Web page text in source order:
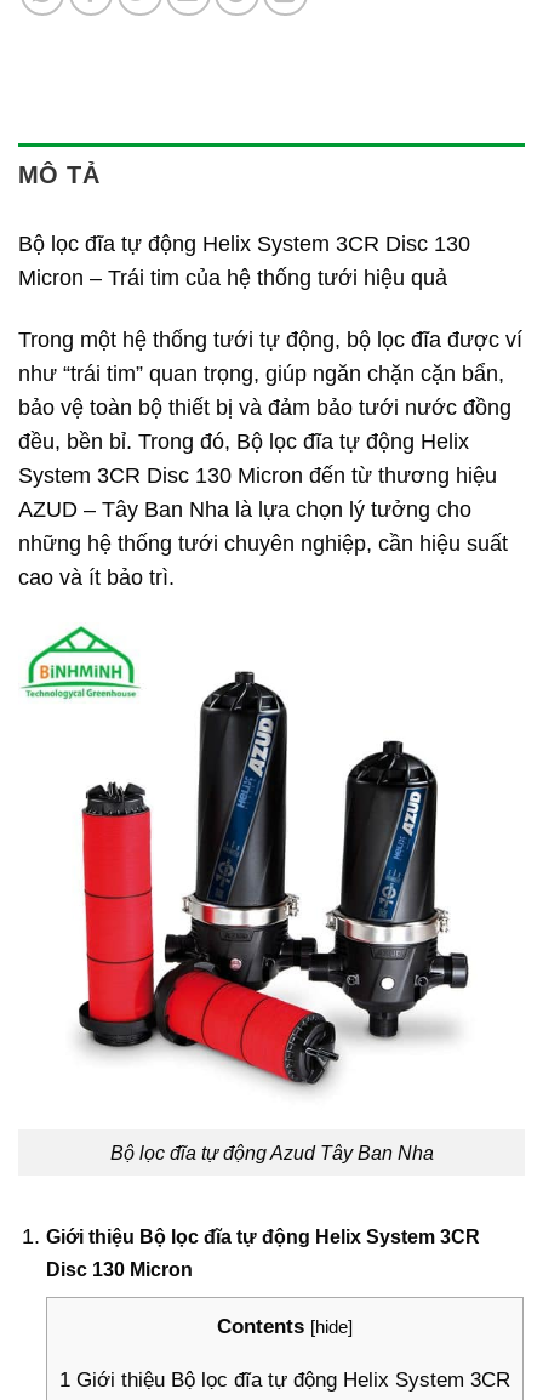
MÔ TẢ
Bộ lọc đĩa tự động Helix System 3CR Disc 130
Micron – Trái tim của hệ thống tưới hiệu quả
Trong một hệ thống tưới tự động, bộ lọc đĩa được ví
như “trái tim” quan trọng, giúp ngăn chặn cặn bẩn,
bảo vệ toàn bộ thiết bị và đảm bảo tưới nước đồng
đều, bền bỉ. Trong đó, Bộ lọc đĩa tự động Helix
System 3CR Disc 130 Micron đến từ thương hiệu
AZUD – Tây Ban Nha là lựa chọn lý tưởng cho
những hệ thống tưới chuyên nghiệp, cần hiệu suất
cao và ít bảo trì.
Bộ lọc đĩa tự động Azud Tây Ban Nha
Giới thiệu Bộ lọc đĩa tự động Helix System 3CR
Disc 130 Micron
Contents [hide]
1 Giới thiệu Bộ lọc đĩa tự động Helix System 3CR